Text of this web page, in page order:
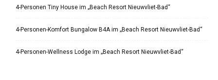
4-Personen Tiny House im „Beach Resort Nieuwvliet-Bad“
4-Personen-Komfort Bungalow B4A im „Beach Resort Nieuwvliet-Bad“
4-Personen-Wellness Lodge im „Beach Resort Nieuwvliet-Bad“